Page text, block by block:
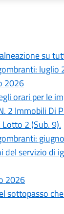
su
luglio
2026
orari per le
2 Immobili Di
2 (Sub. 9).
servizio di
2026
sottopasso